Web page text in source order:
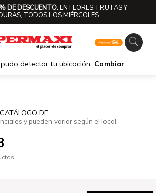
DE DESCUENTO.EN FLORES, FRUTAS Y
TODOS LOS MIÉRCOLES.
detectar tu ubicación Cambiar
DE:
y pueden variar según el local.